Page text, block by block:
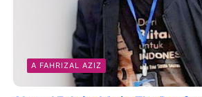
A FAHRIZAL AZIZ